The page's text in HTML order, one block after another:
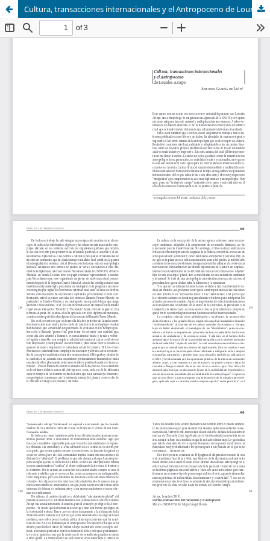
Cultura, transacciones internacionales y el Antropoceno de Lourdes Arizpe.